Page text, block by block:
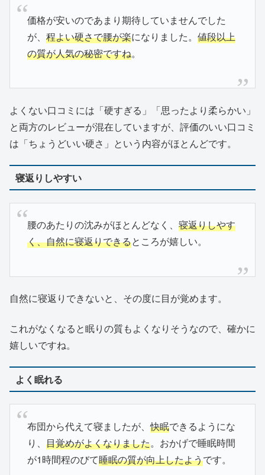
価格が安いのであまり期待していませんでした
が、 程よい硬さで腰が楽になりました。 値段以上
の質が人気の秘密ですね。
よくない口コミには「硬すぎる」「思ったより柔らかい」
と両方のレビューが混在していますが、評価のいい口コミ
は「ちょうどいい硬さ」という内容がほとんどです。
寝返りしやすい
腰のあたりの沈みがほとんどなく、 寝返りしやす
く、自然に寝返りできるところが嬉しい。
自然に寝返りできないと、その度に目が覚めます。
これがなくなると眠りの質もよくなりそうなので、確かに
嬉しいですね。
よく眠れる
布団から代えて寝ましたが、快眠できるようにな
り、 目覚めがよくなりました。おかげで睡眠時間
が1時間程のびて睡眠の質が向上したようです。